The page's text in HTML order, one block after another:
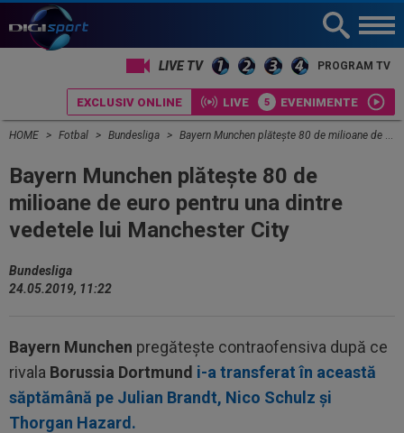
LIVE TV PROGRAM TV
EXCLUSIV ONLINE LIVE EVENIMENTE
HOME Fotbal Bundesliga Bayern Munchen plăteşte 80 de milioane de euro pentru una dintre vedetele lui Manchester City
Bayern Munchen plăteşte 80 de
milioane de euro pentru una dintre
vedetele lui Manchester City
Bundesliga
24.05.2019, 11:22
Bayern Munchen pregăteşte contraofensiva după ce
rivala Borussia Dortmund i-a transferat în această
săptămână pe Julian Brandt, Nico Schulz şi
Thorgan Hazard.